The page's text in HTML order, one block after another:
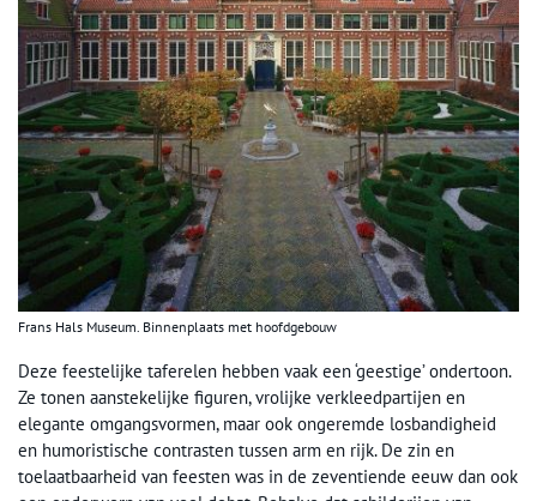
Frans Hals Museum. Binnenplaats met hoofdgebouw
Deze feestelijke taferelen hebben vaak een ‘geestige’ ondertoon.
Ze tonen aanstekelijke figuren, vrolijke verkleedpartijen en
elegante omgangsvormen, maar ook ongeremde losbandigheid
en humoristische contrasten tussen arm en rijk. De zin en
toelaatbaarheid van feesten was in de zeventiende eeuw dan ook